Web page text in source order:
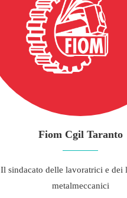
Fiom Cgil Taranto
Il sindacato delle lavoratrici e dei
metalmeccanici